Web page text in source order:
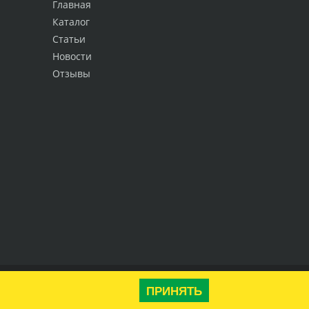
Главная
Каталог
Статьи
Новости
Отзывы
Наверх
ПРИНЯТЬ